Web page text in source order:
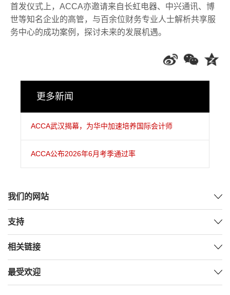
首发仪式上，ACCA亦邀请来自长虹电器、中兴通讯、博
世等知名企业的高管，与百余位财务专业人士解析共享服
务中心的成功案例，探讨未来的发展机遇。
更多新闻
ACCA武汉揭幕，为华中加速培养国际会计师
ACCA公布2026年6月考季通过率
我们的网站
支持
相关链接
最受欢迎